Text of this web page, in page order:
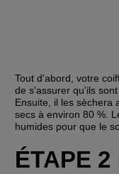
Tout d'abord, votre
de s'assurer qu'ils
Ensuite, il les sèchera
secs à environ 80 %.
humides pour que le
ÉTAPE